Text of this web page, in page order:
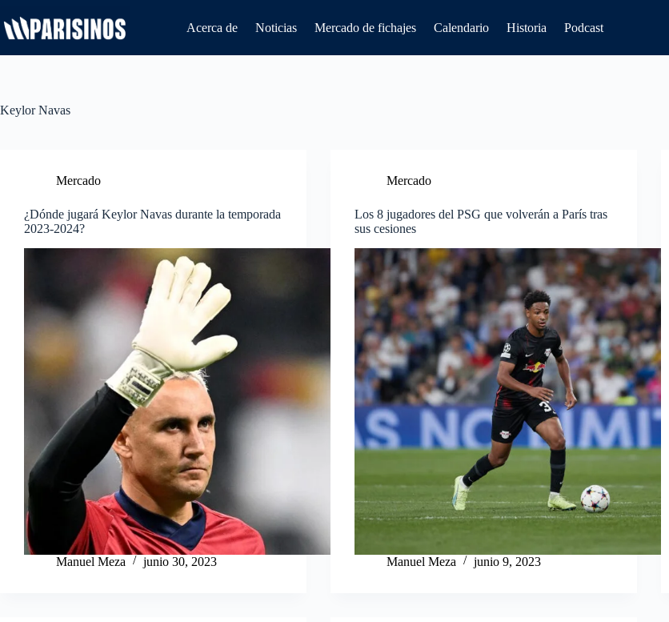
al
contenido
Acerca de Noticias Mercado de fichajes Calendario Historia Podcast
Keylor Navas
Mercado
¿Dónde jugará Keylor Navas durante la temporada
2023-2024?
Manuel Meza junio 30, 2023
Mercado
Los 8 jugadores del PSG que volverán a París tras
sus cesiones
Manuel Meza junio 9, 2023